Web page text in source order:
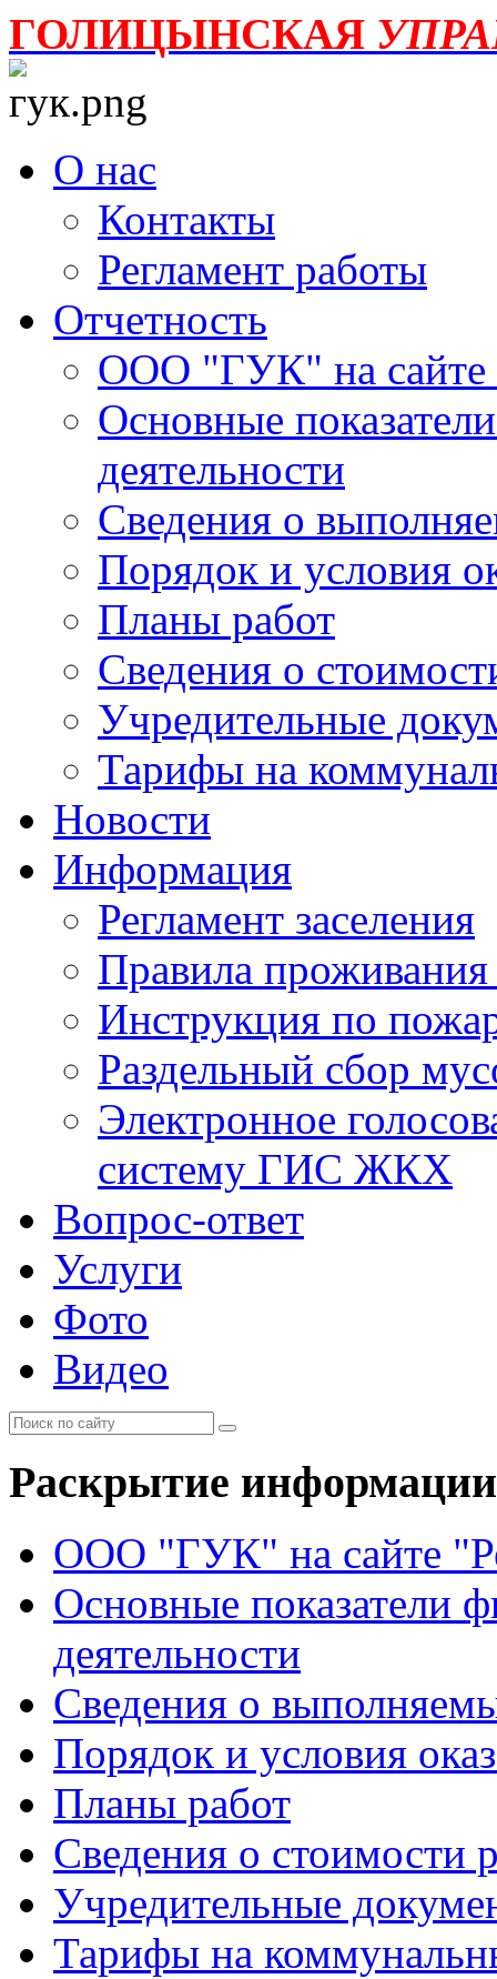
ГОЛИЦЫНСКАЯ
О нас
Контакты
Регламент работы
Отчетность
ООО "ГУК" на
Основные
деятельности
Сведения о
Порядок и условия
Планы работ
Сведения о
Учредительные
Тарифы на
Новости
Информация
Регламент заселения
Правила
Инструкция по
Раздельный сбор
Электронное
систему ГИС ЖКХ
Вопрос-ответ
Услуги
Фото
Видео
Раскрытие информации
ООО "ГУК" на сайте
Основные показатели
деятельности
Сведения о
Порядок и условия
Планы работ
Сведения о стоимости
Учредительные
Тарифы на